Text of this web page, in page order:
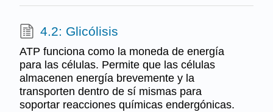
4.2: Glicólisis
ATP funciona como la moneda de energía
para las células. Permite que las células
almacenen energía brevemente y la
transporten dentro de sí mismas para
soportar reacciones químicas endergónicas.